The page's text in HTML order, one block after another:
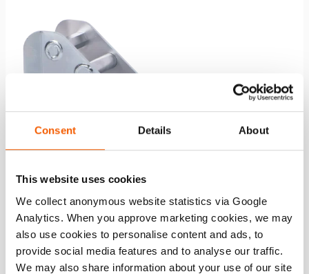
Consent Details About
This website uses cookies
We collect anonymous website statistics via Google
Analytics. When you approve marketing cookies, we may
also use cookies to personalise content and ads, to
provide social media features and to analyse our traffic.
We may also share information about your use of our site
Soporte de cilindro HRS 22